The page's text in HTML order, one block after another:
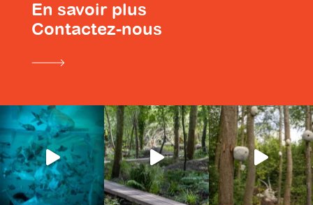
En savoir plus
Contactez-nous